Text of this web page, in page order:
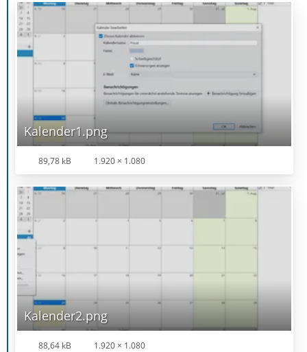
Kalender1.png
89,78 kB 1.920 × 1.080
Kalender2.png
88,64 kB 1.920 × 1.080